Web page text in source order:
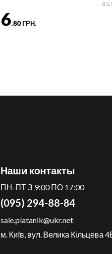
.80 ГРН.
Наши контакты
ПН-ПТ З 9:00 ПО 17:00
(095) 294-88-84
sale.platanik@ukr.net
м. Київ, вул. Велика Кільцева